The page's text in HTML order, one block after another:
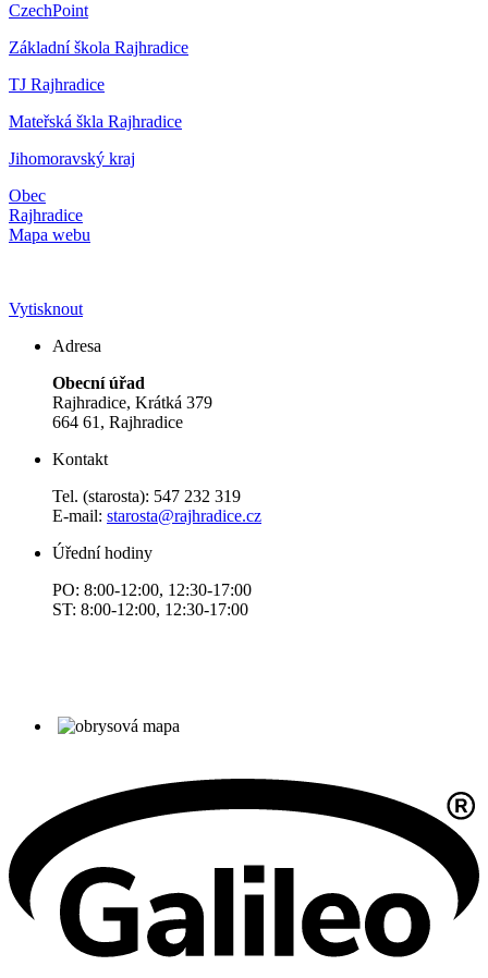
CzechPoint
Základní škola Rajhradice
TJ Rajhradice
Mateřská škla Rajhradice
Jihomoravský kraj
Obec
Rajhradice
Mapa webu
Vytisknout
Adresa
Obecní úřad
Rajhradice, Krátká 379
664 61, Rajhradice
Kontakt
Tel. (starosta): 547 232 319
E-mail: starosta@rajhradice.cz
Úřední hodiny
PO: 8:00-12:00, 12:30-17:00
ST: 8:00-12:00, 12:30-17:00